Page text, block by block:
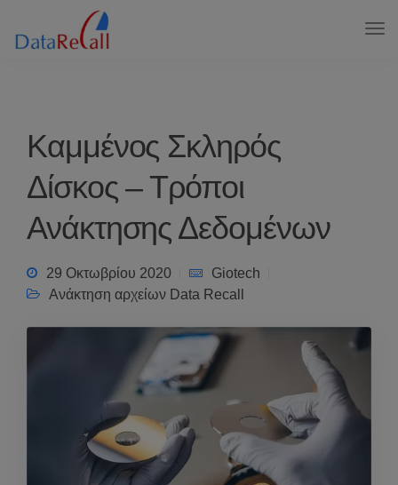
Καμμένος Σκληρός
Δίσκος – Τρόποι
Ανάκτησης Δεδομένων
29 Οκτωβρίου 2020
Giotech
Ανάκτηση αρχείων Data Recall